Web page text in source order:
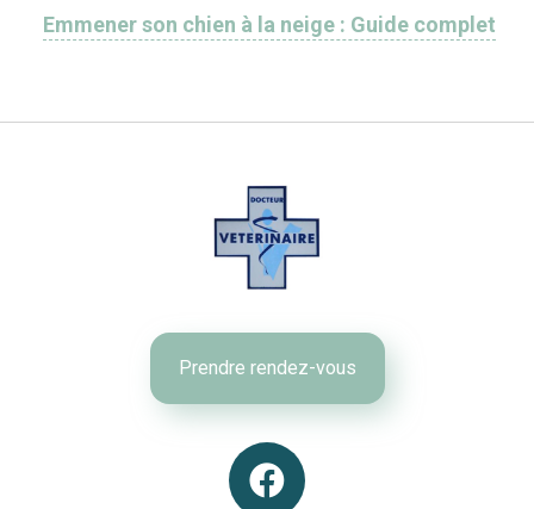
Emmener son chien à la neige​ : Guide complet
Prendre rendez-vous